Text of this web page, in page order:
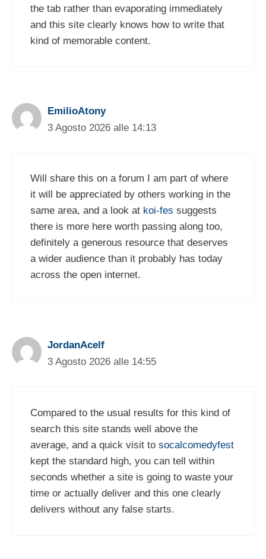
the tab rather than evaporating immediately
and this site clearly knows how to write that
kind of memorable content.
EmilioAtony
3 Agosto 2026 alle 14:13
Will share this on a forum I am part of where
it will be appreciated by others working in the
same area, and a look at koi-fes suggests
there is more here worth passing along too,
definitely a generous resource that deserves
a wider audience than it probably has today
across the open internet.
JordanAcelf
3 Agosto 2026 alle 14:55
Compared to the usual results for this kind of
search this site stands well above the
average, and a quick visit to socalcomedyfest
kept the standard high, you can tell within
seconds whether a site is going to waste your
time or actually deliver and this one clearly
delivers without any false starts.